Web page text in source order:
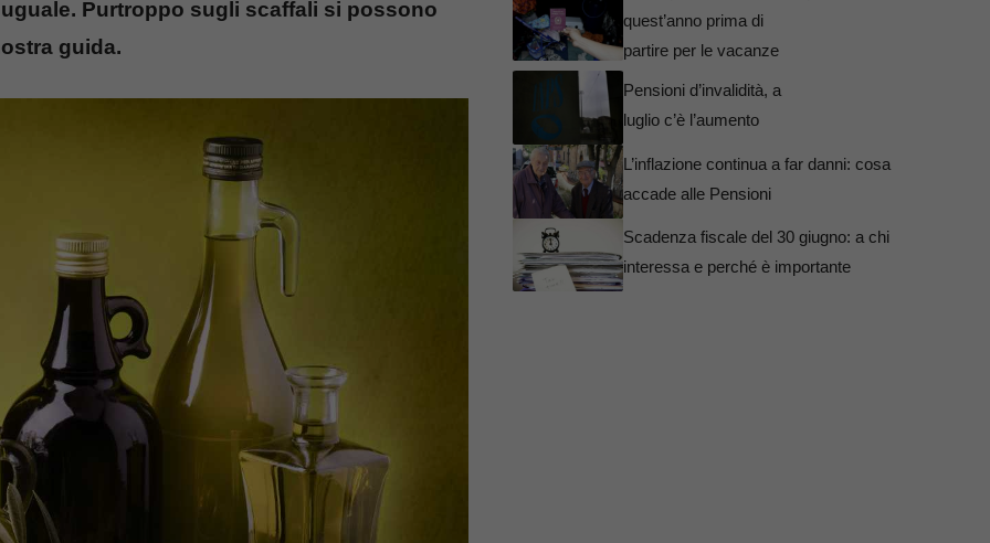
Purtroppo sugli scaffali si possono
guida.
quest’anno prima di
partire per le vacanze
Pensioni d’invalidità, a
luglio c’è l’aumento
L’inflazione continua a far danni: cosa
accade alle Pensioni
Scadenza fiscale del 30 giugno: a chi
interessa e perché è importante